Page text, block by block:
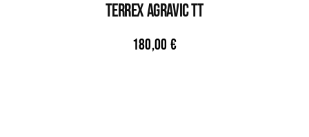
TERREX AGRAVIC TT
180,00 €